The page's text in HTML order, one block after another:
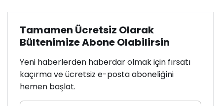
Tamamen Ücretsiz Olarak
Bültenimize Abone Olabilirsin
Yeni haberlerden haberdar olmak için fırsatı
kaçırma ve ücretsiz e-posta aboneliğini
hemen başlat.